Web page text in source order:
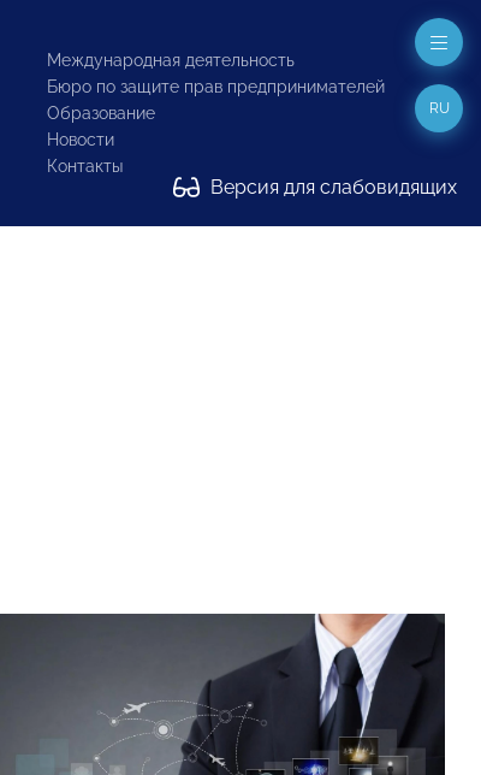
Международная деятельность
Бюро по защите прав предпринимателей
Образование
Новости
Контакты
Версия для слабовидящих
RU